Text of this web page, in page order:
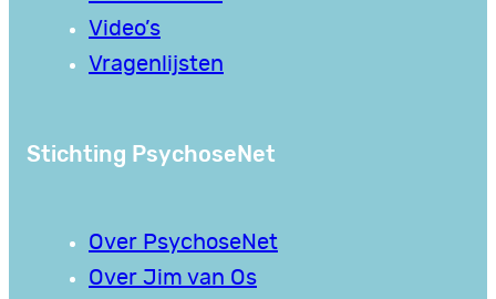
Video’s
Vragenlijsten
Stichting PsychoseNet
Over PsychoseNet
Over Jim van Os